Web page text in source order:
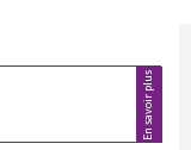
En savoir plus